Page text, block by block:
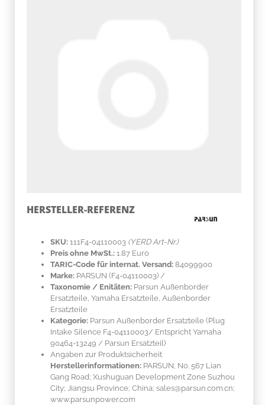
HERSTELLER-REFERENZ
SKU: 111F4-04110003 (YERD Art-Nr.)
Preis ohne MwSt.: 1.87 Euro
TARIC-Code für internat. Versand: 84099900
Marke: PARSUN (F4-04110003) /
Taxonomie / Enitäten: Parsun Außenborder
Ersatzteile, Yamaha Ersatzteile, Außenborder
Ersatzteile
Kategorie: Parsun Außenborder Ersatzteile (Plug
Intake Silence F4-04110003/ Entspricht Yamaha
90464-13249 / Parsun Ersatzteil)
Angaben zur Produktsicherheit
Herstellerinformationen: PARSUN; No. 567 Lian
Gang Road; Xushuguan Development Zone Suzhou
City; Jiangsu Province; China; sales@parsun.com.cn;
www.parsunpower.com